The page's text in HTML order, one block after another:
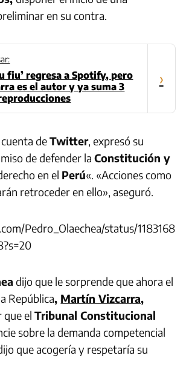
en su contra.
fiu’ regresa a Spotify, pero
es el autor y ya suma 3
›
deTwitter, expresó su
de defender laConstitución y
en el Perú«. «Acciones como
retroceder en ello», aseguró.
Pedro_Olaechea/status/1183168
dijo que le sorprende que ahora el
República, Martín Vizcarra,
que elTribunal Constitucional
sobre la demanda competencial
que acogería y respetaría su